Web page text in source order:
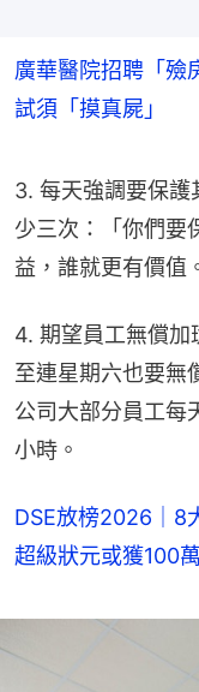
廣華醫院招聘「殮
試須「摸真屍」
3. 每天強調要保護
少三次：「你們要
益，誰就更有價值
4. 期望員工無償加
至連星期六也要無
公司大部分員工每
小時。
DSE放榜2026｜8
超級狀元或獲100萬